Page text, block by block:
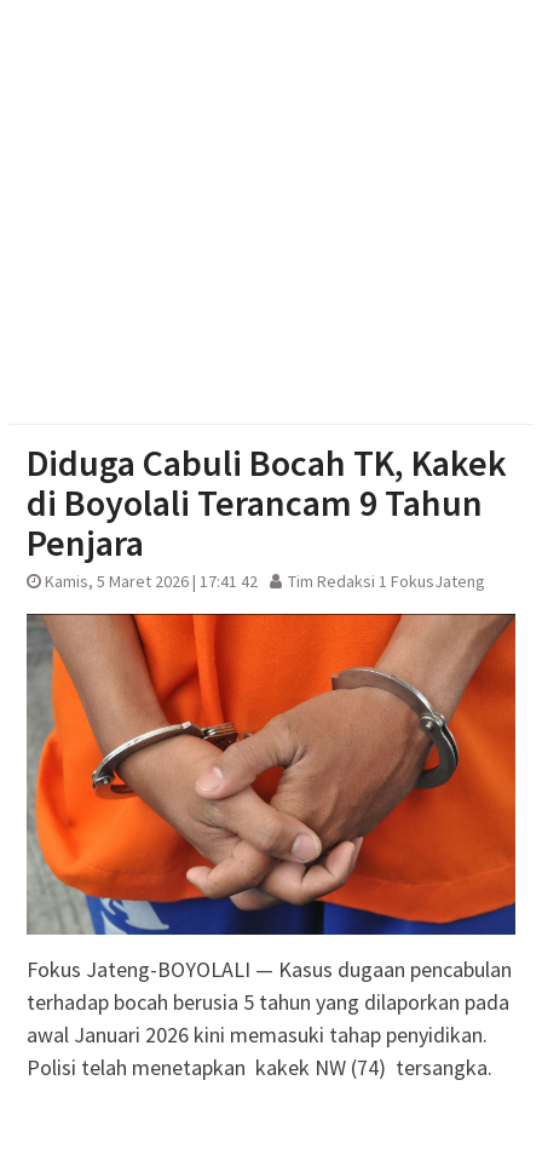
Diduga Cabuli Bocah TK, Kakek
di Boyolali Terancam 9 Tahun
Penjara
Kamis, 5 Maret 2026 | 17:41 42 Tim Redaksi 1 FokusJateng
Fokus Jateng-BOYOLALI — Kasus dugaan pencabulan
terhadap bocah berusia 5 tahun yang dilaporkan pada
awal Januari 2026 kini memasuki tahap penyidikan.
Polisi telah menetapkan kakek NW (74) tersangka.